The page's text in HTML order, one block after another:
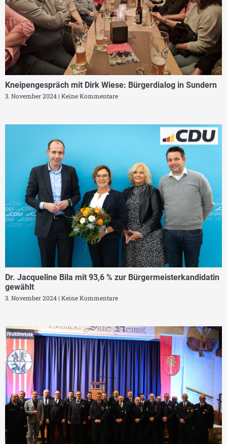
Kneipengespräch mit Dirk Wiese: Bürgerdialog in Sundern
3. November 2024 Keine Kommentare
Dr. Jacqueline Bila mit 93,6 % zur Bürgermeisterkandidatin
gewählt
3. November 2024 Keine Kommentare